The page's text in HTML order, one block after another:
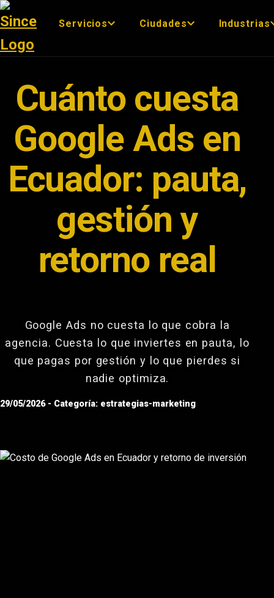
Servicios Ciudades Industrias
Cuánto cuesta
Google Ads en
Ecuador: pauta,
gestión y
retorno real
Google Ads no cuesta lo que cobra la
agencia. Cuesta lo que inviertes en pauta, lo
que pagas por gestión y lo que pierdes si
nadie optimiza.
29/05/2026 - Categoría: estrategias-marketing